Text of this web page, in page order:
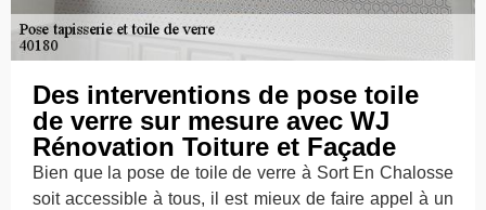
Des interventions de pose toile
de verre sur mesure avec WJ
Rénovation Toiture et Façade
Bien que la pose de toile de verre à Sort En Chalosse
soit accessible à tous, il est mieux de faire appel à un